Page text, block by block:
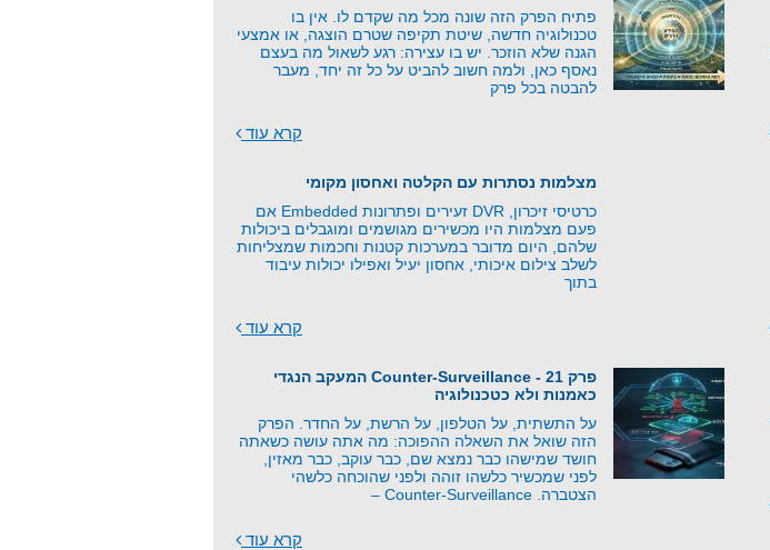
פתיח הפרק הזה שונה מכל מה שקדם לו. אין בו
טכנולוגיה חדשה, שיטת תקיפה שטרם הוצגה, או אמצעי
הגנה שלא הוזכר. יש בו עצירה: רגע לשאול מה בעצם
נאסף כאן, ולמה חשוב להביט על כל זה יחד, מעבר
להבטה בכל פרק
קרא עוד
מצלמות נסתרות עם הקלטה ואחסון מקומי
כרטיסי זיכרון, DVR זעירים ופתרונות Embedded אם
פעם מצלמות היו מכשירים מגושמים ומוגבלים ביכולות
שלהם, היום מדובר במערכות קטנות וחכמות שמצליחות
לשלב צילום איכותי, אחסון יעיל ואפילו יכולות עיבוד
בתוך
קרא עוד
פרק 21 - Counter-Surveillance המעקב הנגדי
כאמנות ולא כטכנולוגיה
על התשתית, על הטלפון, על הרשת, על החדר. הפרק
הזה שואל את השאלה ההפוכה: מה אתה עושה כשאתה
חושד שמישהו כבר נמצא שם, כבר עוקב, כבר מאזין,
לפני שמכשיר כלשהו זוהה ולפני שהוכחה כלשהי
הצטברה. Counter-Surveillance –
קרא עוד